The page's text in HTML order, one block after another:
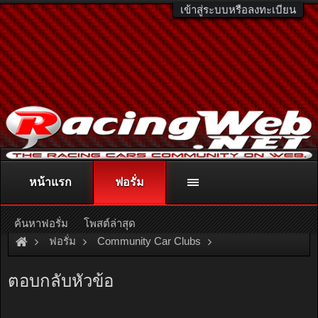
เข้าสู่ระบบหรือลงทะเบียน
ติดต่อลงโฆษณา racingweb@gmail.comหรือโทร. 081-811-1138
หรืออ่านรายละเอียดเพิ่มเติม คลิกที่นี่
ฟอรั่ม Community Car Clubs
ตอบกลับหัวข้อ
หน้าแรก ฟอรั่ม
ค้นหาฟอรั่ม โพสต์ล่าสุด